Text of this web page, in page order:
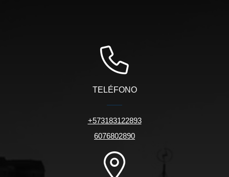
TELÉFONO
+573183122893
6076802890